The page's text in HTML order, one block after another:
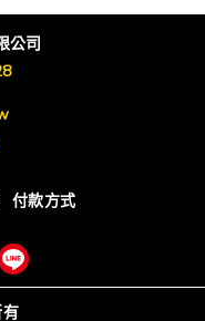
公司
付款方式